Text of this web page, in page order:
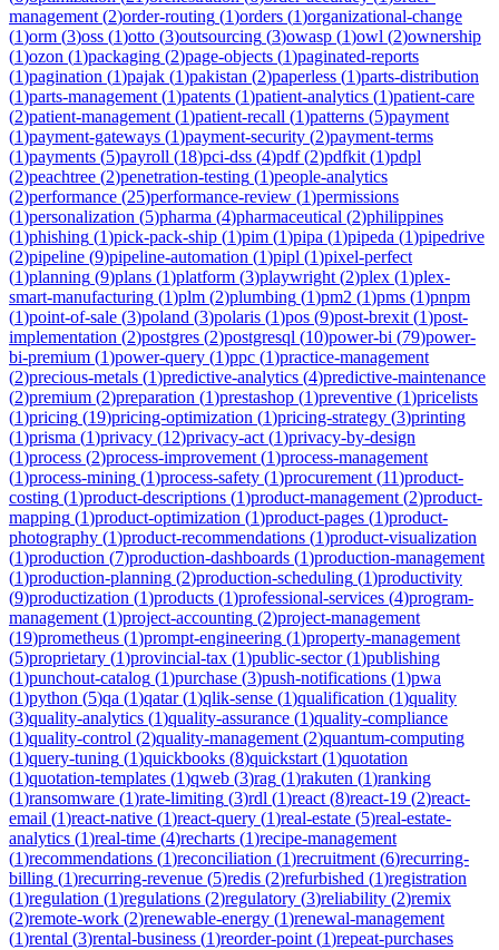
management (2)order-routing (1)orders (1)organizational-change
(1)orm (3)oss (1)otto (3)outsourcing (3)owasp (1)owl (2)ownership
(1)ozon (1)packaging (2)page-objects (1)paginated-reports
(1)pagination (1)pajak (1)pakistan (2)paperless (1)parts-distribution
(1)parts-management (1)patents (1)patient-analytics (1)patient-care
(2)patient-management (1)patient-recall (1)patterns (5)payment
(1)payment-gateways (1)payment-security (2)payment-terms
(1)payments (5)payroll (18)pci-dss (4)pdf(2)pdfkit (1)pdpl
(2)peachtree (2)penetration-testing (1)people-analytics
(2)performance (25)performance-review (1)permissions
(1)personalization (5)pharma (4)pharmaceutical (2)philippines
(1)phishing (1)pick-pack-ship (1)pim (1)pipa (1)pipeda (1)pipedrive
(2)pipeline (9)pipeline-automation (1)pipl (1)pixel-perfect
(1)planning (9)plans (1)platform (3)playwright (2)plex (1)plex-
smart-manufacturing (1)plm (2)plumbing (1)pm2 (1)pms (1)pnpm
(1)point-of-sale (3)poland (3)polaris (1)pos (9)post-brexit (1)post-
implementation (2)postgres (2)postgresql (10)power-bi (79)power-
bi-premium (1)power-query (1)ppc (1)practice-management
(2)precious-metals (1)predictive-analytics (4)predictive-maintenance
(2)premium (2)preparation (1)prestashop (1)preventive (1)pricelists
(1)pricing (19)pricing-optimization (1)pricing-strategy (3)printing
(1)prisma (1)privacy (12)privacy-act (1)privacy-by-design
(1)process (2)process-improvement (1)process-management
(1)process-mining (1)process-safety (1)procurement (11)product-
costing (1)product-descriptions (1)product-management (2)product-
mapping (1)product-optimization (1)product-pages (1)product-
photography (1)product-recommendations (1)product-visualization
(1)production (7)production-dashboards (1)production-management
(1)production-planning (2)production-scheduling (1)productivity
(9)productization (1)products (1)professional-services (4)program-
management (1)project-accounting (2)project-management
(19)prometheus (1)prompt-engineering (1)property-management
(5)proprietary (1)provincial-tax (1)public-sector(1)publishing
(1)punchout-catalog (1)purchase (3)push-notifications (1)pwa
(1)python (5)qa (1)qatar(1)qlik-sense (1)qualification (1)quality
(3)quality-analytics (1)quality-assurance (1)quality-compliance
(1)quality-control (2)quality-management (2)quantum-computing
(1)query-tuning (1)quickbooks (8)quickstart (1)quotation
(1)quotation-templates (1)qweb (3)rag (1)rakuten (1)ranking
(1)ransomware (1)rate-limiting (3)rdl (1)react (8)react-19 (2)react-
email (1)react-native (1)react-query (1)real-estate (5)real-estate-
analytics (1)real-time (4)recharts (1)recipe-management
(1)recommendations (1)reconciliation (1)recruitment (6)recurring-
billing (1)recurring-revenue (5)redis (2)refurbished (1)registration
(1)regulation (1)regulations (2)regulatory (3)reliability (2)remix
(2)remote-work (2)renewable-energy (1)renewal-management
(1)rental (3)rental-business (1)reorder-point (1)repeat-purchases